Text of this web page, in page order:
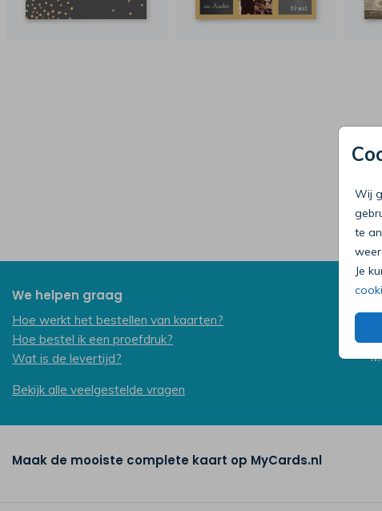
Wij
te
Je
We helpen graag
Hoe werkt het bestellen van kaarten?
Hoe bestel ik een proefdruk?
Wat is de levertijd?
Bekijk alle veelgestelde vragen
Maak de mooiste complete kaart op MyCards.nl